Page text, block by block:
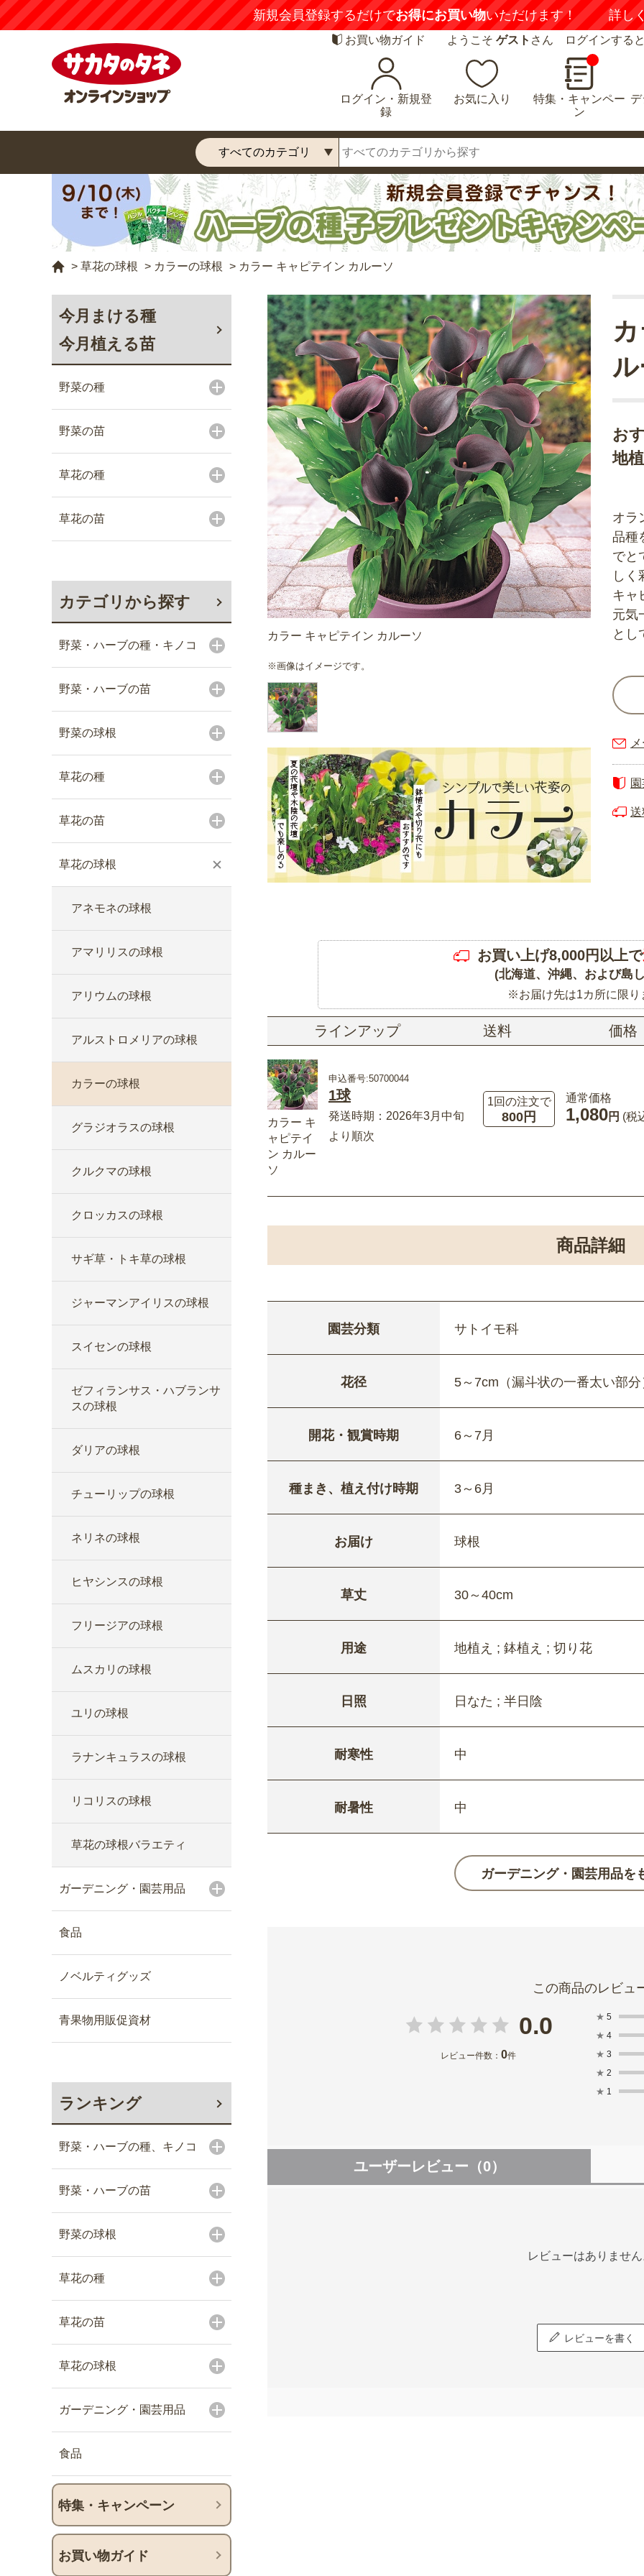
新規会員登録するだけでお得にお買い物いただけます！ 詳し
お買い物ガイド ようこそ ゲスト さん ログインする
ログイン・新規登
録
お気に入り
特集・キャンペー
ン
> 草花の球根 > カラーの球根 > カラー キャピテイン カルーソ
今月まける種
今月植える苗
野菜の種
野菜の苗
草花の種
草花の苗
カテゴリから探す
野菜・ハーブの種・キノコ
野菜・ハーブの苗
野菜の球根
草花の種
草花の苗
草花の球根
アネモネの球根
アマリリスの球根
アリウムの球根
アルストロメリアの球根
カラーの球根
グラジオラスの球根
クルクマの球根
クロッカスの球根
サギ草・トキ草の球根
ジャーマンアイリスの球根
スイセンの球根
ゼフィランサス・ハブランサ
スの球根
ダリアの球根
チューリップの球根
ネリネの球根
ヒヤシンスの球根
フリージアの球根
ムスカリの球根
ユリの球根
ラナンキュラスの球根
リコリスの球根
草花の球根バラエティ
ガーデニング・園芸用品
食品
ノベルティグッズ
青果物用販促資材
ランキング
野菜・ハーブの種、キノコ
野菜・ハーブの苗
野菜の球根
草花の種
草花の苗
草花の球根
ガーデニング・園芸用品
食品
特集・キャンペーン
お買い物ガイド
カラー キャピテイン カルーソ
※画像はイメージです。
お
地
オラ
品種
でと
しく
キャ
元気
とし
送
お買い上げ8,000円以上で
(北海道、沖縄、および島
※お届け先は1カ所に限り
ラインアップ 送料 価格
カラー キ
ャピテイ
ン カルー
ソ
申込番号:50700044
1球
発送時期：2026年3月中旬
より順次
1回の注文で
800円
通常価格
1,080円 (税
商品詳細
園芸分類 サトイモ科
花径 5～7cm（漏斗状の一番太い部分
開花・観賞時期 6～7月
種まき、植え付け時期 3～6月
お届け 球根
草丈 30～40cm
用途 地植え ; 鉢植え ; 切り花
日照 日なた ; 半日陰
耐寒性 中
耐暑性 中
ガーデニング・園芸用品を
0.0
レビュー件数： 0件
★ 5
★ 4
★ 3
★ 2
★ 1
ユーザーレビュー （0）
レビューはありませ
レビューを書く